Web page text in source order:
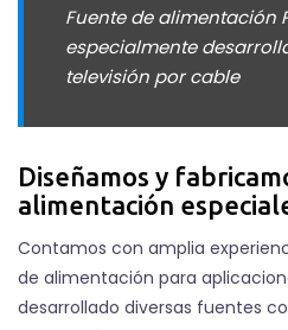
Fuente de alimentación
especialmente
televisión por cable
Diseñamos y
alimentación
Contamos con amplia
de alimentación para
desarrollado diversas fuentes